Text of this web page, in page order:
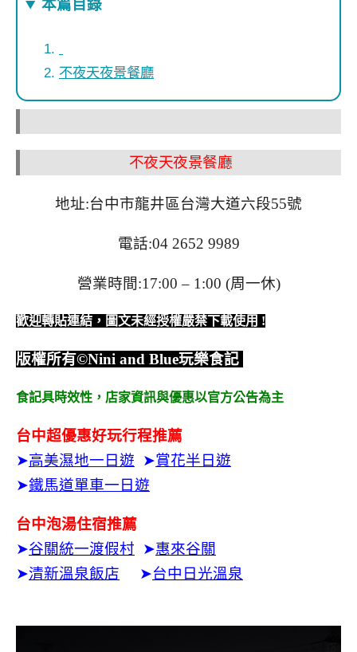
本篇目錄
不夜天夜景餐廳
不夜天夜景餐廳
地址:台中市龍井區台灣大道六段55號
電話:04 2652 9989
營業時間:17:00 – 1:00 (周一休)
歡迎轉貼連結，圖文未經授權嚴禁下載使用 !
版權所有©Nini and Blue玩樂食記
食記具時效性， 店家資訊與優惠以官方公告為主
台中超優惠好玩行程推薦
➤高美濕地一日遊 ➤賞花半日遊
➤鐵馬道單車一日遊
台中泡湯住宿推薦
➤谷關統一渡假村 ➤惠來谷關
➤清新溫泉飯店 ➤台中日光溫泉